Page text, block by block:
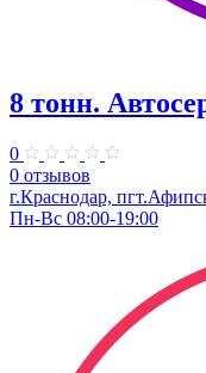
8 тонн.
0
0 отзывов
г.Краснодар,
Пн-Вс 08:00-19:00